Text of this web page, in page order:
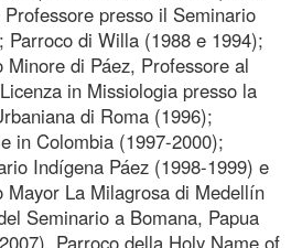
presso il Seminario
Parroco di Willa (1988 e 1994);
di Páez, Professore al
in Missiologia presso la
di Roma (1996);
in Colombia (1997-2000);
Indígena Páez (1998-1999) e
Mayor La Milagrosa di Medellín
Seminario a Bomana, Papua
Parroco della Holy Name of